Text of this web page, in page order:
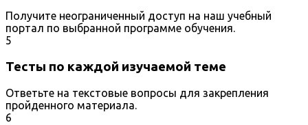
Получите неограниченный доступ на наш учебный
портал по выбранной программе обучения.
5
Тесты по каждой изучаемой теме
Ответьте на текстовые вопросы для закрепления
пройденного материала.
6